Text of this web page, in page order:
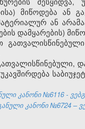
მიწოდება
ან
დამყარების)
კანონი №6116 -
კანონი №6724 –